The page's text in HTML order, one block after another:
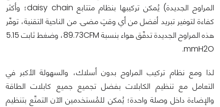
المراوح الجديدة) يُمكن تركيبها بنظام متتابع daisy chain؛ وأكثر
كفاءة لتوفير تبريد أفضل من أي وقتٍ مضى. من الناحية التقنية، توفّر
هذه المراوح الجديدة تدفّق هواء بنسبة 89.73CFM، وضغط ثابت 5.15
mmH2O.
لذا ومع نظام تركيب المراوح بدون أسلاك، والسهولة الأكبر في
التعامل مع تنظيم الكابلات بفضل تجميع جميع كابلات الطاقة
والإضاءة داخل وصلة واحدة؛ يُمكن للمُستخدمين الآن التمتّع بتنظيم